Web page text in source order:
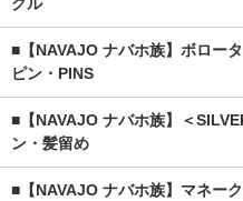
■【NAVAJO ナバホ族】ボロー
ピン・PINS
■【NAVAJO ナバホ族】＜
ン・髪留め
■【NAVAJO ナバホ族】マネー